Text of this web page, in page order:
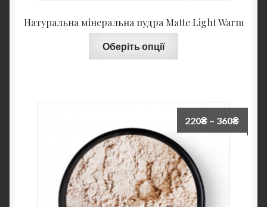
Натуральна мінеральна пудра Matte Light Warm
Оберіть опції
220₴ – 360₴